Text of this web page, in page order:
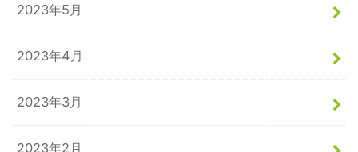
2023年5月
2023年4月
2023年3月
2023年2月